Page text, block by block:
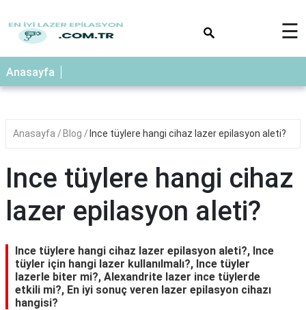
☰
Anasayfa
Anasayfa Blog Ince tüylere hangi cihaz lazer epilasyon aleti?
Ince tüylere hangi cihaz
lazer epilasyon aleti?
Ince tüylere hangi cihaz lazer epilasyon aleti?, Ince
tüyler için hangi lazer kullanılmalı?, Ince tüyler
lazerle biter mi?, Alexandrite lazer ince tüylerde
etkili mi?, En iyi sonuç veren lazer epilasyon cihazı
hangisi?